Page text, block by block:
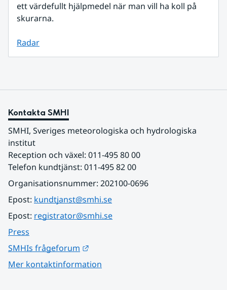
ett värdefullt hjälpmedel när man vill ha koll på
skurarna.
Radar
Kontakta SMHI
SMHI, Sveriges meteorologiska och hydrologiska
institut
Reception och växel: 011-495 80 00
Telefon kundtjänst: 011-495 82 00
Organisationsnummer: 202100-0696
Epost: kundtjanst@smhi.se
Epost: registrator@smhi.se
Press
SMHIs frågeforum
Mer kontaktinformation